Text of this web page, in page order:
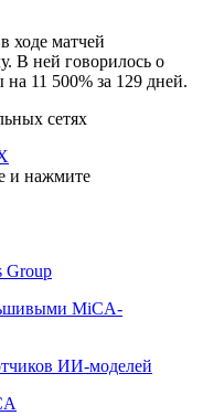
в ходе матчей
В ней говорилось о
11 500% за 129 дней.
сетях
и нажмите
Group
MiCA-
ИИ-моделей